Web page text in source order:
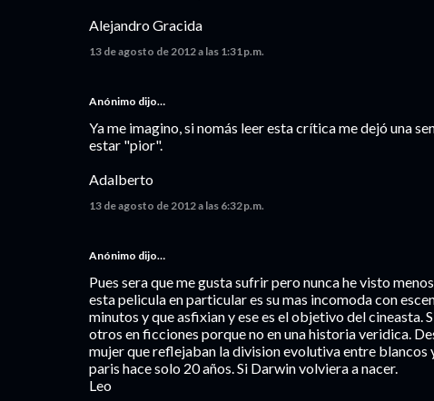
Alejandro Gracida
13 de agosto de 2012 a las 1:31 p.m.
Anónimo dijo…
Ya me imagino, si nomás leer esta crítica me dejó una
estar "pior".
Adalberto
13 de agosto de 2012 a las 6:32 p.m.
Anónimo dijo…
Pues sera que me gusta sufrir pero nunca he visto
esta pelicula en particular es su mas incomoda con
minutos y que asfixian y ese es el objetivo del cineasta.
otros en ficciones porque no en una historia veridica.
mujer que reflejaban la division evolutiva entre blancos
paris hace solo 20 años. Si Darwin volviera a nacer.
Leo